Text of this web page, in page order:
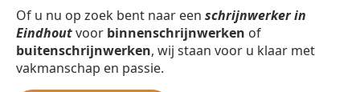
Of u nu op zoek bent naar een schrijnwerker in
Eindhoutvoor binnenschrijnwerken of
buitenschrijnwerken, wij staan voor u klaar met
vakmanschap en passie.